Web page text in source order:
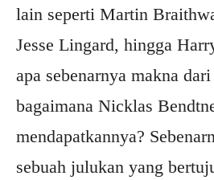
lain seperti Martin
Jesse Lingard, hingga
apa sebenarnya makna
bagaimana Nicklas
mendapatkannya?
sebuah julukan yang